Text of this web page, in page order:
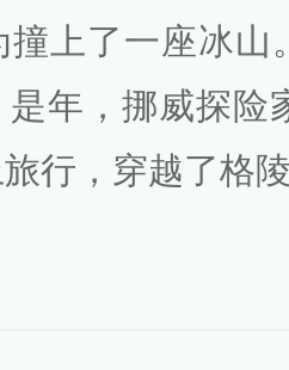
撞上了一座冰山
年，挪威探险
行，穿越了格